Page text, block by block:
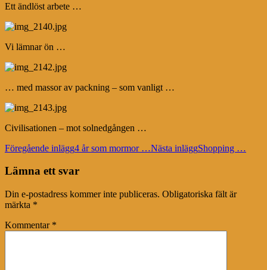
Ett ändlöst arbete …
Vi lämnar ön …
… med massor av packning – som vanligt …
Civilisationen – mot solnedgången …
Inläggsnavigering
Föregående inlägg4 år som mormor …Nästa inläggShopping …
Lämna ett svar
Din e-postadress kommer inte publiceras. Obligatoriska fält är
märkta *
Kommentar *